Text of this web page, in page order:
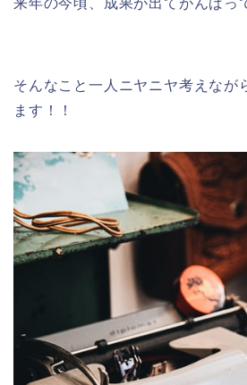
来年の今頃、成果が出てがんばっ
そんなこと一人ニヤニヤ考えなが
ます！！